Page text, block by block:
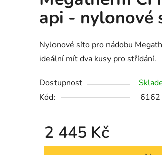
api - nylonové
Nylonové síto pro nádobu
ideální mít dva kusy pro střídání.
Dostupnost
Kód:
6162
2 445 Kč
Měrná cena: